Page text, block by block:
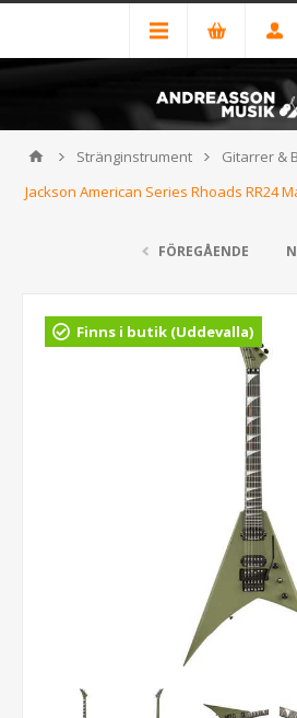
Stränginstrument Gitarrer &
Jackson American Series Rhoads RR24
FÖREGÅENDE
Finns i butik (Uddevalla)